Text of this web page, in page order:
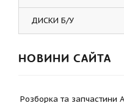
ДИСКИ Б/У
НОВИНИ САЙТА
Розборка та запчастини